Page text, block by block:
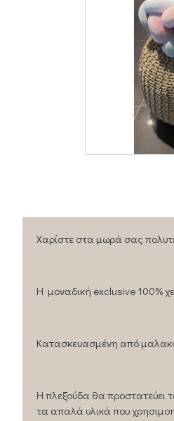
Χαρίστε στα μωρά σας
H μοναδική exclusive 100%
Κατασκευασμένη από
Η πλεξούδα θα προστατεύει
τα απαλά υλικά που